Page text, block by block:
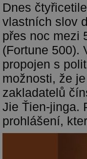
Dnes
vlastních slov
přes noc mezi
(Fortune 500).
propojen s
možnosti, že
zakladatelů
Jie Ťien-jinga.
prohlášení,